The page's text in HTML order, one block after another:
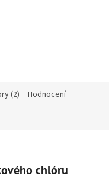
(2) Hodnocení
chlóru